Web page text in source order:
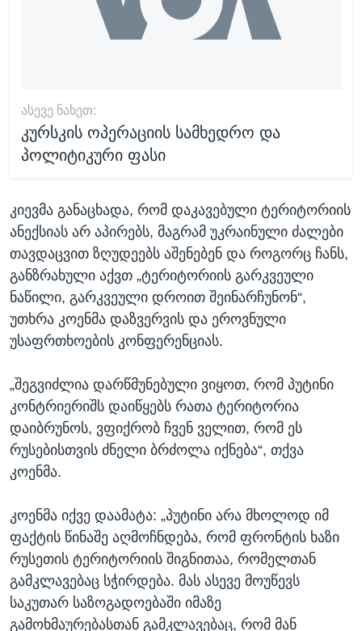
ᲐᲡᲔᲕᲔ ᲜᲐᲮᲔᲗ:
კურსკის ოპერაციის სამხედრო და
პოლიტიკური ფასი
კიევმა განაცხადა, რომ დაკავებული ტერიტორიის
ანექსიას არ აპირებს, მაგრამ უკრაინული ძალები
თავდაცვით ზღუდეებს აშენებენ და როგორც ჩანს,
განზრახული აქვთ „ტერიტორიის გარკვეული
ნაწილი, გარკვეული დროით შეინარჩუნონ“,
უთხრა კოენმა დაზვერვის და ეროვნული
უსაფრთხოების კონფერენციას.
„შეგვიძლია დარწმუნებული ვიყოთ, რომ პუტინი
კონტრიერიშს დაიწყებს რათა ტერიტორია
დაიბრუნოს, ვფიქრობ ჩვენ ველით, რომ ეს
რუსებისთვის ძნელი ბრძოლა იქნება“, თქვა
კოენმა.
კოენმა იქვე დაამატა: „პუტინი არა მხოლოდ იმ
ფაქტის წინაშე აღმოჩნდება, რომ ფრონტის ხაზი
რუსეთის ტერიტორიის შიგნითაა, რომელთან
გამკლავებაც სჭირდება. მას ასევე მოუწევს
საკუთარ საზოგადოებაში იმაზე
გამოხმაურებასთან გამკლავებაც, რომ მან